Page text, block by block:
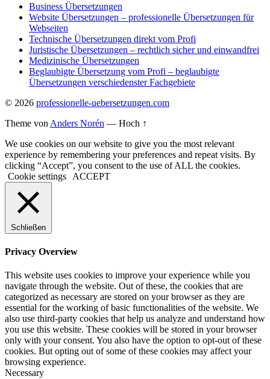
Business Übersetzungen
Website Übersetzungen – professionelle Übersetzungen für
Webseiten
Technische Übersetzungen direkt vom Profi
Juristische Übersetzungen – rechtlich sicher und einwandfrei
Medizinische Übersetzungen
Beglaubigte Übersetzung vom Profi – beglaubigte
Übersetzungen verschiedenster Fachgebiete
© 2026 professionelle-uebersetzungen.com
Theme von Anders Norén — Hoch ↑
We use cookies on our website to give you the most relevant
experience by remembering your preferences and repeat visits. By
clicking “Accept”, you consent to the use of ALL the cookies.
Cookie settings
ACCEPT
Schließen
Privacy Overview
This website uses cookies to improve your experience while you
navigate through the website. Out of these, the cookies that are
categorized as necessary are stored on your browser as they are
essential for the working of basic functionalities of the website. We
also use third-party cookies that help us analyze and understand how
you use this website. These cookies will be stored in your browser
only with your consent. You also have the option to opt-out of these
cookies. But opting out of some of these cookies may affect your
browsing experience.
Necessary